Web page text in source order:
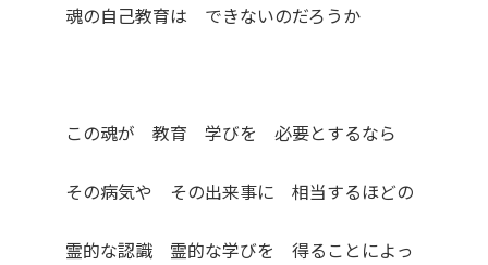
魂の自己教育は できないのだろうか
この魂が 教育 学びを 必要とするなら
その病気や その出来事に 相当するほどの
霊的な認識 霊的な学びを 得ることによっ